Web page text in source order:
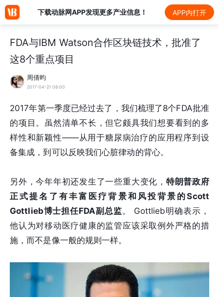
下载动脉网APP发现更多产业信息！ APP内打开
FDA与IBM Watson合作区块链技术，批准了
这8个重点项目
周倩昀
2017-04-21 08:00
2017年第一季度已经过去了，我们梳理了8个FDA批准
的项目。虽然清单不长，但它颇具我们想要看到的多
样性和新颖性——从用于糖尿病治疗的应用程序到设
备集成，到可以反映我们心脏律动的背心。
另外，今年年初还发生了一些重大变化， 特朗普政府
正式提名了有丰富医疗背景和风投背景的Scott
Gottlieb博士担任FDA副总监。 Gottlieb明确表示，
他认为对移动医疗健康的监管应该采取例外严格的措
施，而不是像一般的规则一样。